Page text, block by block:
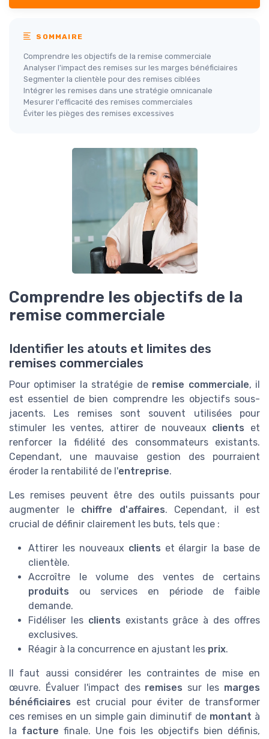
SOMMAIRE
Comprendre les objectifs de la remise commerciale
Analyser l'impact des remises sur les marges bénéficiaires
Segmenter la clientèle pour des remises ciblées
Intégrer les remises dans une stratégie omnicanale
Mesurer l'efficacité des remises commerciales
Éviter les pièges des remises excessives
Comprendre les objectifs de la
remise commerciale
Identifier les atouts et limites des
remises commerciales
Pour optimiser la stratégie de remise commerciale, il
est essentiel de bien comprendre les objectifs sous-
jacents. Les remises sont souvent utilisées pour
stimuler les ventes, attirer de nouveaux clients et
renforcer la fidélité des consommateurs existants.
Cependant, une mauvaise gestion des pourraient
éroder la rentabilité de l'entreprise.
Les remises peuvent être des outils puissants pour
augmenter le chiffre d'affaires. Cependant, il est
crucial de définir clairement les buts, tels que :
Attirer les nouveaux clients et élargir la base de
clientèle.
Accroître le volume des ventes de certains
produits ou services en période de faible
demande.
Fidéliser les clients existants grâce à des offres
exclusives.
Réagir à la concurrence en ajustant les prix.
Il faut aussi considérer les contraintes de mise en
œuvre. Évaluer l'impact des remises sur les marges
bénéficiaires est crucial pour éviter de transformer
ces remises en un simple gain diminutif de montant à
la facture finale. Une fois les objectifs bien définis,